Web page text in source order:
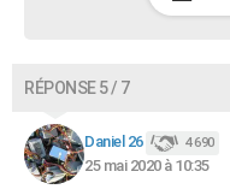
RÉPONSE 5 / 7
Daniel 26 4 690
25 mai 2020 à 10:35